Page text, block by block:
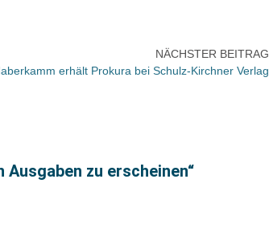
NÄCHSTER BEITRAG
erhält Prokura bei Schulz-Kirchner Verlag
zu erscheinen“